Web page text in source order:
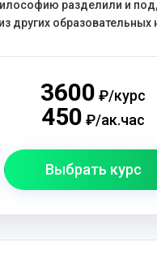
разделили и
других образовательных
3600 ₽/курс
450 ₽/ак.час
Выбрать курс